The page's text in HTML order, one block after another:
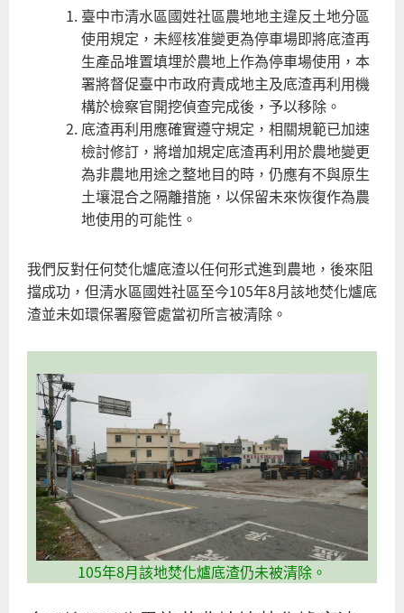
臺中市清水區國姓社區農地地主違反土地分區
使用規定，未經核准變更為停車場即將底渣再
生產品堆置填埋於農地上作為停車場使用，本
署將督促臺中市政府責成地主及底渣再利用機
構於檢察官開挖偵查完成後，予以移除。
底渣再利用應確實遵守規定，相關規範已加速
檢討修訂，將增加規定底渣再利用於農地變更
為非農地用途之整地目的時，仍應有不與原生
土壤混合之隔離措施，以保留未來恢復作為農
地使用的可能性。
我們反對任何焚化爐底渣以任何形式進到農地，後來阻
擋成功，但清水區國姓社區至今105年8月該地焚化爐底
渣並未如環保署廢管處當初所言被清除。
105年8月該地焚化爐底渣仍未被清除。